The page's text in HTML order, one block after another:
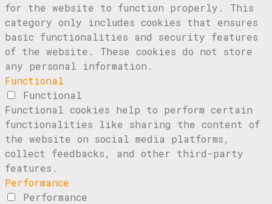
for the website to function properly. This
category only includes cookies that ensures
basic functionalities and security features
of the website. These cookies do not store
any personal information.
Functional
Functional
Functional cookies help to perform certain
functionalities like sharing the content of
the website on social media platforms,
collect feedbacks, and other third-party
features.
Performance
Performance